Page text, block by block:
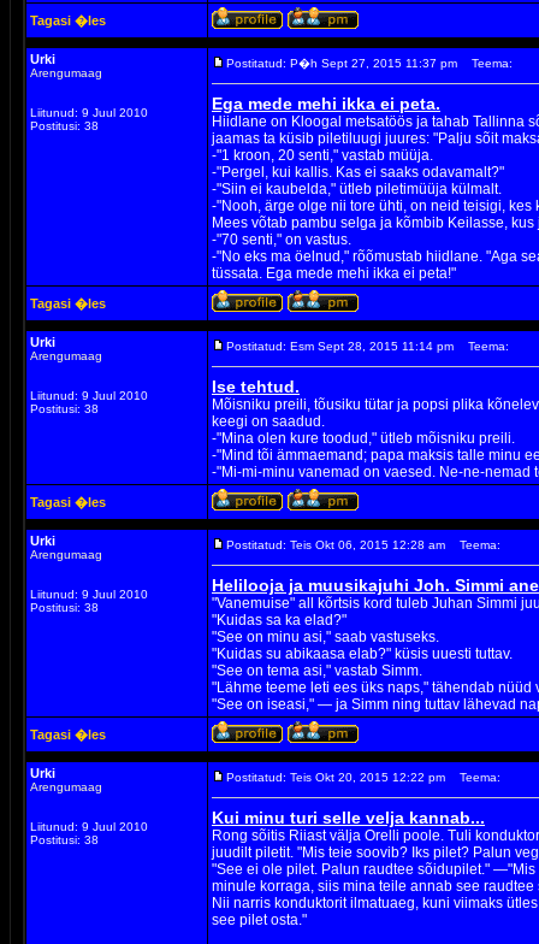
Tagasi �les
Urki
Arengumaag
Liitunud: 9 Juul 2010
Postitusi: 38
Postitatud: P�h Sept 27, 2015 11:37 pm Teema:
Ega mede mehi ikka ei peta.
Hiidlane on Kloogal metsatöös ja tahab Tallinna
jaamas ta küsib piletiluugi juures: "Palju sõit
-"1 kroon, 20 senti," vastab müüja.
-"Pergel, kui kallis. Kas ei saaks odavamalt?"
-"Siin ei kaubelda," ütleb piletimüüja külmalt.
-"Nooh, ärge olge nii tore ühti, on neid teisigi, kes
Mees võtab pambu selga ja kõmbib Keilasse,
-"70 senti," on vastus.
-"No eks ma öelnud," rõõmustab hiidlane. "Aga
tüssata. Ega mede mehi ikka ei peta!"
Tagasi �les
Urki
Arengumaag
Liitunud: 9 Juul 2010
Postitusi: 38
Postitatud: Esm Sept 28, 2015 11:14 pm Teema:
Ise tehtud.
Mõisniku preili, tõusiku tütar ja popsi plika
keegi on saadud.
-"Mina olen kure toodud," ütleb mõisniku preili.
-"Mind tõi ämmaemand; papa maksis talle minu
-"Mi-mi-minu vanemad on vaesed. Ne-ne-
Tagasi �les
Urki
Arengumaag
Liitunud: 9 Juul 2010
Postitusi: 38
Postitatud: Teis Okt 06, 2015 12:28 am Teema:
Helilooja ja muusikajuhi Joh. Simmi
"Vanemuise" all kõrtsis kord tuleb Juhan Simmi
"Kuidas sa ka elad?"
"See on minu asi," saab vastuseks.
"Kuidas su abikaasa elab?" küsis uuesti tuttav.
"See on tema asi," vastab Simm.
"Lähme teeme leti ees üks naps," tähendab nüüd
"See on iseasi," — ja Simm ning tuttav lähevad
Tagasi �les
Urki
Arengumaag
Liitunud: 9 Juul 2010
Postitusi: 38
Postitatud: Teis Okt 20, 2015 12:22 pm Teema:
Kui minu turi selle velja kannab...
Rong sõitis Riiast välja Orelli poole. Tuli
juudilt piletit. "Mis teie soovib? Iks pilet? Palun
"See ei ole pilet. Palun raudtee sõidupilet."
minule korraga, siis mina teile annab see
Nii narris konduktorit ilmatuaeg, kuni viimaks
see pilet osta."